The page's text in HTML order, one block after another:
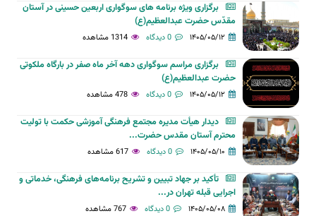
برگزاری ویژه برنامه های سوگواری اربعین حسینی در آستان
مقدّس حضرت عبدالعظیم(ع)
۱۴۰۵/۰۵/۱۲ 0 دیدگاه 1314 مشاهده
برگزاری مراسم سوگواری دهه آخر ماه صفر در بارگاه ملکوتی
حضرت عبدالعظیم(ع)
۱۴۰۵/۰۵/۱۲ 0 دیدگاه 478 مشاهده
دیدار هیأت مدیره مجتمع فرهنگی آموزشی حکمت با تولیت
محترم آستان مقدس حضرت...
۱۴۰۵/۰۵/۱۰ 0 دیدگاه 617 مشاهده
تأکید بر جهاد تبیین و تشریح برنامه‌های فرهنگی، خدماتی و
اجرایی قبله تهران در...
۱۴۰۵/۰۵/۰۸ 0 دیدگاه 767 مشاهده